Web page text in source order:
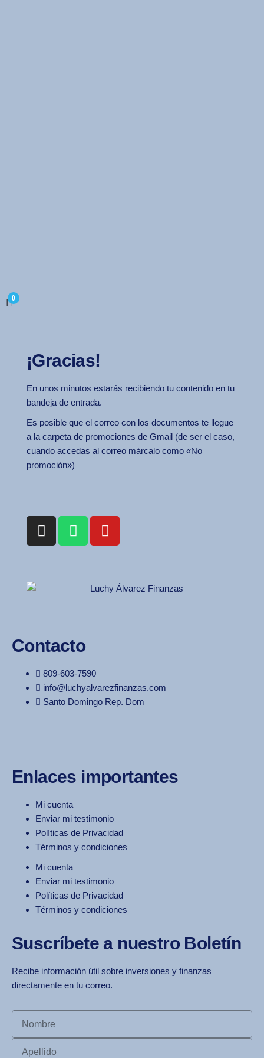
0
¡Gracias!
En unos minutos estarás recibiendo tu contenido en tu
bandeja de entrada.
Es posible que el correo con los documentos te llegue
a la carpeta de promociones de Gmail (de ser el caso,
cuando accedas al correo márcalo como «No
promoción»)
Contacto
809-603-7590
info@luchyalvarezfinanzas.com
Santo Domingo Rep. Dom
Enlaces importantes
Mi cuenta
Enviar mi testimonio
Políticas de Privacidad
Términos y condiciones
Mi cuenta
Enviar mi testimonio
Políticas de Privacidad
Términos y condiciones
Suscríbete a nuestro Boletín
Recibe información útil sobre inversiones y finanzas
directamente en tu correo.